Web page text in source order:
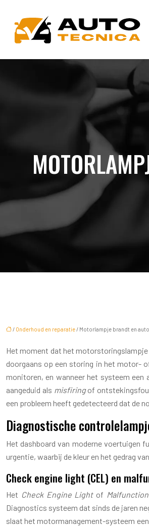
/ Onderhoud en reparatie/ Motorlampje brandt en
Het moment dat het
doorgaans op een storing in het motor-
monitoren, en wanneer het systeem
aangeduid als misfiringof
een probleem heeft gedetecteerd dat de
Diagnostische
Het dashboard van moderne voertuigen
urgentie, waarbij de kleur en het gedrag
Check engine light (CEL) en
Het Check Engine Lightof
Diagnostics systeem dat sinds de jaren
slaat het motormanagement-systeem